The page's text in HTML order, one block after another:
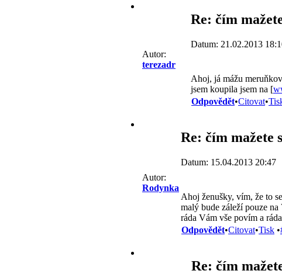
Autor:
terezadr
Re: čím
Datum: 21.02.2013
Ahoj, já mážu
jsem koupila jsem na [
Odpovědět•Citovat•
Autor:
Rodynka
Re: čím mažete
Datum: 15.04.2013 20:47
Ahoj ženušky, vím, že to
malý bude záleží pouze
ráda Vám vše povím a
Odpovědět•Citovat•Tisk •
Re: čím